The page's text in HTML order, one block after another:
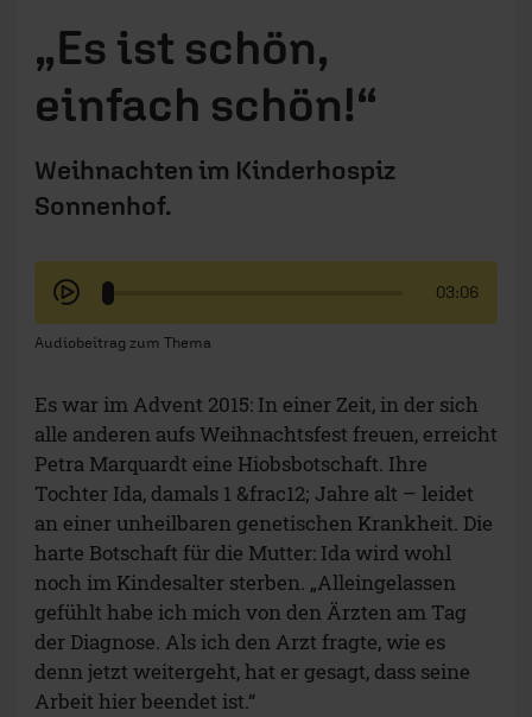
„Es ist schön,
einfach schön!“
Weihnachten im Kinderhospiz
Sonnenhof.
03:06
Audiobeitrag zum Thema
Es war im Advent 2015: In einer Zeit, in der sich
alle anderen aufs Weihnachtsfest freuen, erreicht
Petra Marquardt eine Hiobsbotschaft. Ihre
Tochter Ida, damals 1 &frac12; Jahre alt – leidet
an einer unheilbaren genetischen Krankheit. Die
harte Botschaft für die Mutter: Ida wird wohl
noch im Kindesalter sterben. „Alleingelassen
gefühlt habe ich mich von den Ärzten am Tag
der Diagnose. Als ich den Arzt fragte, wie es
denn jetzt weitergeht, hat er gesagt, dass seine
Arbeit hier beendet ist.“